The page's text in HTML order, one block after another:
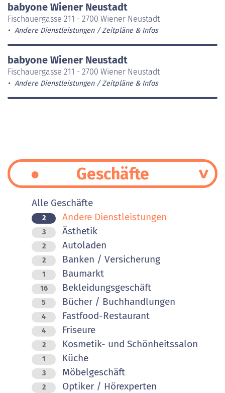
babyone Wiener Neustadt
Fischauergasse 211 - 2700 Wiener Neustadt
Andere Dienstleistungen Zeitpläne & Infos
babyone Wiener Neustadt
Fischauergasse 211 - 2700 Wiener Neustadt
Andere Dienstleistungen Zeitpläne & Infos
Geschäfte
Alle Geschäfte
2 Andere Dienstleistungen
3 Ästhetik
2 Autoladen
2 Banken / Versicherung
1 Baumarkt
16 Bekleidungsgeschäft
5 Bücher / Buchhandlungen
4 Fastfood-Restaurant
4 Friseure
2 Kosmetik- und Schönheitssalon
1 Küche
3 Möbelgeschäft
2 Optiker / Hörexperten